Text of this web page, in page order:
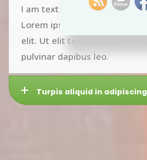
I am text block. Click edit
Lorem ipsum dolor sit amet,
elit. Ut elit tellus, luctus nec
pulvinar dapibus leo.
Turpis aliquid in adipiscing